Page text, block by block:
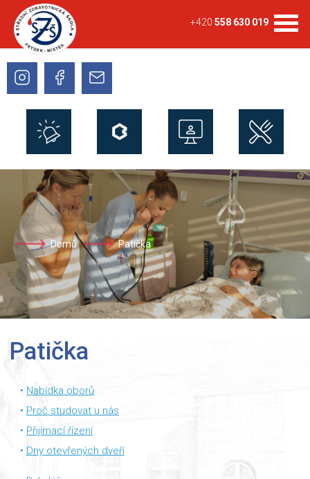
+420 558 630 019
Domů Patička
Patička
Nabídka oborů
Proč studovat u nás
Přijímací řízení
Dny otevřených dveří